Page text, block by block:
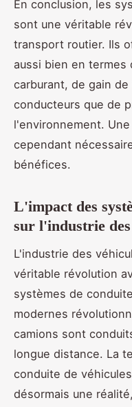
En conclusion, les
sont une véritable
transport routier. Ils
aussi bien en termes
carburant, de gain
conducteurs que de
l'environnement.
cependant
bénéfices.
L'impact des
sur l'industrie
L'industrie des
véritable révolution
systèmes de
modernes
camions sont
longue distance. La
conduite de
désormais une